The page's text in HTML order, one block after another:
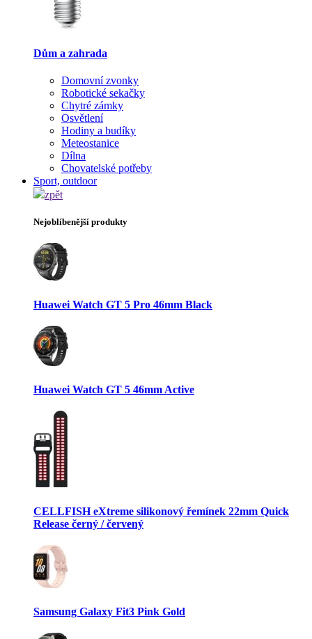
Dům a zahrada
Domovní zvonky
Robotické sekačky
Chytré zámky
Osvětlení
Hodiny a budíky
Meteostanice
Dílna
Chovatelské potřeby
Sport, outdoor
zpět
Nejoblíbenější produkty
Huawei Watch GT 5 Pro 46mm Black
Huawei Watch GT 5 46mm Active
CELLFISH eXtreme silikonový řemínek 22mm Quick
Release černý / červený
Samsung Galaxy Fit3 Pink Gold